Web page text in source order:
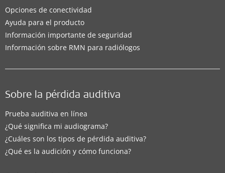
Opciones de conectividad
Ayuda para el producto
Información importante de seguridad
Información sobre RMN para radiólogos
Sobre la pérdida auditiva
Prueba auditiva en línea
¿Qué significa mi audiograma?
¿Cuáles son los tipos de pérdida auditiva?
¿Qué es la audición y cómo funciona?